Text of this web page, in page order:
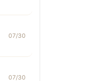
07/30
07/30